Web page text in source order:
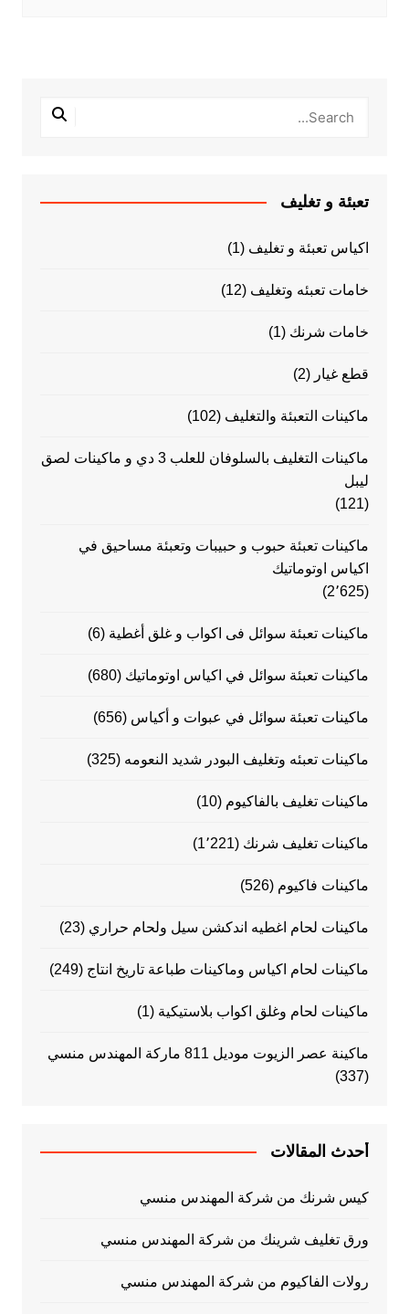
تعبئة و تغليف
اكياس تعبئة و تغليف (1)
خامات تعبئه وتغليف (12)
خامات شرنك (1)
قطع غيار (2)
ماكينات التعبئة والتغليف (102)
ماكينات التغليف بالسلوفان للعلب 3 دي و ماكينات لصق
ليبل
(121)
ماكينات تعبئة حبوب و حبيبات وتعبئة مساحيق في
اكياس اوتوماتيك
(2٬625)
ماكينات تعبئة سوائل فى اكواب و غلق أغطية (6)
ماكينات تعبئة سوائل في اكياس اوتوماتيك (680)
ماكينات تعبئة سوائل في عبوات و أكياس (656)
ماكينات تعبئه وتغليف البودر شديد النعومه (325)
ماكينات تغليف بالفاكيوم (10)
ماكينات تغليف شرنك (1٬221)
ماكينات فاكيوم (526)
ماكينات لحام اغطيه اندكشن سيل ولحام حراري (23)
ماكينات لحام اكياس وماكينات طباعة تاريخ انتاج (249)
ماكينات لحام وغلق اكواب بلاستيكية (1)
ماكينة عصر الزيوت موديل 811 ماركة المهندس منسي
(337)
أحدث المقالات
كيس شرنك من شركة المهندس منسي
ورق تغليف شرينك من شركة المهندس منسي
رولات الفاكيوم من شركة المهندس منسي